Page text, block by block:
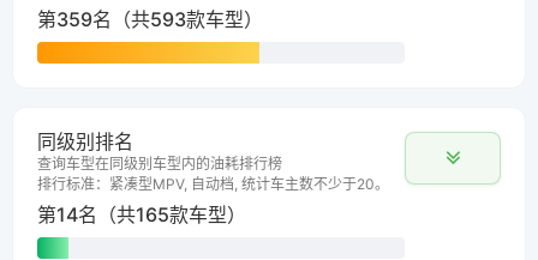
第359名（共593款车型）
同级别排名
查询车型在同级别车型内的油耗排行榜
排行标准：紧凑型MPV, 自动档, 统计车主数不少于20。
第14名（共165款车型）